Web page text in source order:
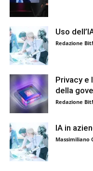
Uso
Redazione
Privacy e
della
Redazione
IA in
Massimiliano